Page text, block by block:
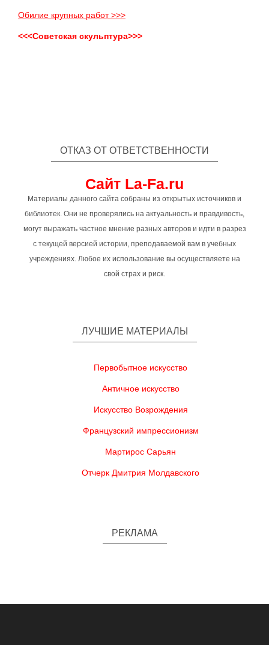
Обилие крупных работ >>>
<<<Советская скульптура>>>
ОТКАЗ ОТ ОТВЕТСТВЕННОСТИ
Сайт La-Fa.ru
Материалы данного сайта собраны из открытых источников и
библиотек. Они не проверялись на актуальность и правдивость,
могут выражать частное мнение разных авторов и идти в разрез
с текущей версией истории, преподаваемой вам в учебных
учреждениях. Любое их использование вы осуществляете на
свой страх и риск.
ЛУЧШИЕ МАТЕРИАЛЫ
Первобытное искусство
Античное искусство
Искусство Возрождения
Французский импрессионизм
Мартирос Сарьян
Отчерк Дмитрия Молдавского
РЕКЛАМА